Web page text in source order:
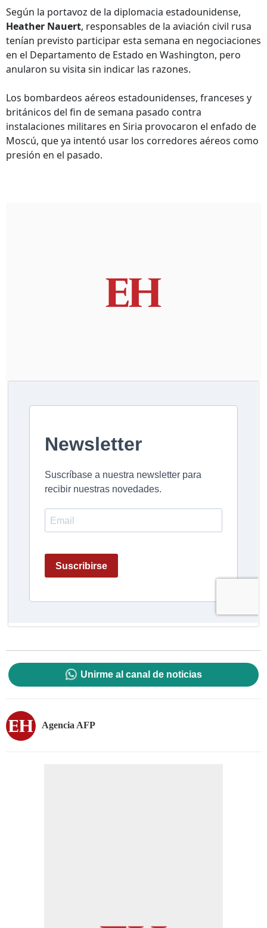
Según la portavoz de la diplomacia estadounidense,
Heather Nauert, responsables de la aviación civil rusa
tenían previsto participar esta semana en negociaciones
en el Departamento de Estado en Washington, pero
anularon su visita sin indicar las razones.
Los bombardeos aéreos estadounidenses, franceses y
británicos del fin de semana pasado contra
instalaciones militares en Siria provocaron el enfado de
Moscú, que ya intentó usar los corredores aéreos como
presión en el pasado.
Unirme al canal de noticias
Agencia AFP